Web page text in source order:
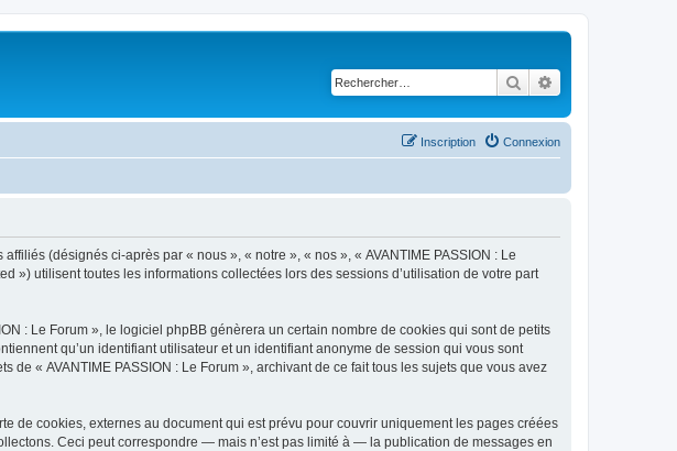
Rechercher
Connexion
Inscription
(désignés ci-après par « nous », « notre », « nos », « AVANTIME PASSION : Le
») utilisent toutes les informations collectées lors des sessions d’utilisation de votre part
: Le Forum », le logiciel phpBB génèrera un certain nombre de cookies qui sont de petits
qu’un identifiant utilisateur et un identifiant anonyme de session qui vous sont
« AVANTIME PASSION : Le Forum », archivant de ce fait tous les sujets que vous avez
de cookies, externes au document qui est prévu pour couvrir uniquement les pages créées
Ceci peut correspondre — mais n’est pas limité à — la publication de messages en